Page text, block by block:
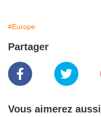
#Europe
Partager
Vous aimerez aussi